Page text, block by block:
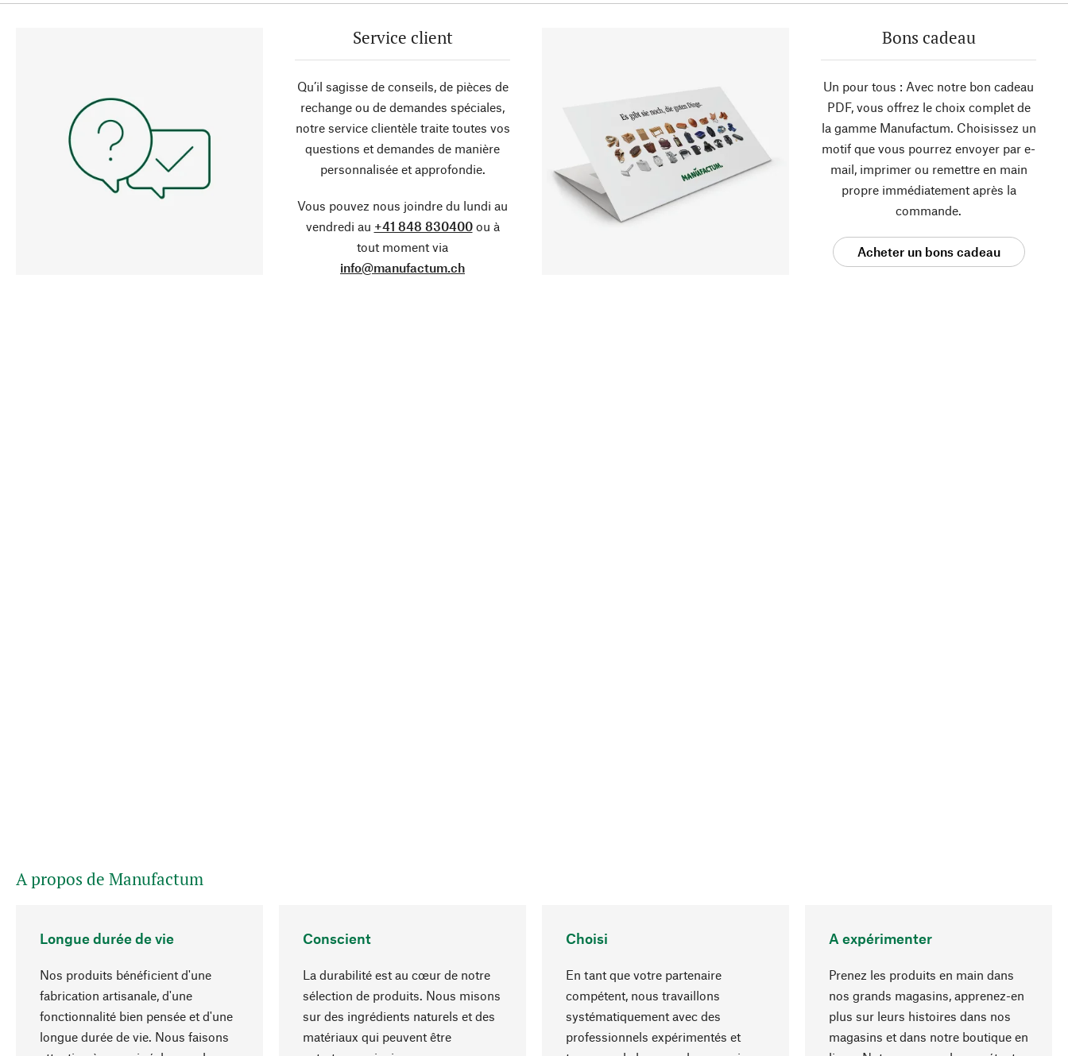
Service client
Qu’il sagisse de conseils, de pièces de
rechange ou de demandes spéciales,
notre service clientèle traite toutes vos
questions et demandes de manière
personnalisée et approfondie.
Vous pouvez nous joindre du lundi au
vendredi au +41 848 830400ou à
tout moment via
info@manufactum.ch
Bons cadeau
Un pour tous : Avec notre bon cadeau
PDF, vous offrez le choix complet de
la gamme Manufactum. Choisissez un
motif que vous pourrez envoyer par e-
mail, imprimer ou remettre en main
propre immédiatement après la
commande.
Acheter un bons cadeau
A propos de Manufactum
Longue durée de vie
Nos produits bénéficient d'une
fabrication artisanale, d'une
fonctionnalité bien pensée et d'une
longue durée de vie. Nous faisons
Conscient
La durabilité est au cœur de notre
sélection de produits. Nous misons
sur des ingrédients naturels et des
matériaux qui peuvent être
Choisi
En tant que votre partenaire
compétent, nous travaillons
systématiquement avec des
professionnels expérimentés et
A expérimenter
Prenez les produits en main dans
nos grands magasins, apprenez-en
plus sur leurs histoires dans nos
magasins et dans notre boutique en